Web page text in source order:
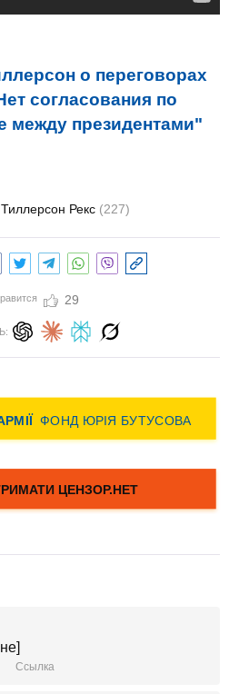
о переговорах
согласования по
между президентами"
Тиллерсон Рекс (227)
29
Ссылка